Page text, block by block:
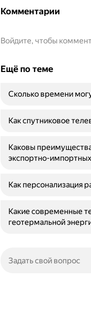
Комментарии
Войдите, чтобы
Ещё по теме
Сколько времени
Как спутниковое
Каковы преимущества
экспортно-
Как персонализация
Какие современные
геотермальной